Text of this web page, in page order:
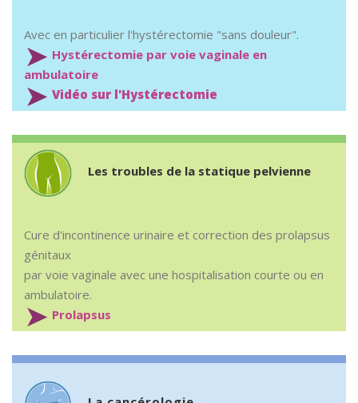
Avec en particulier l'hystérectomie "sans douleur".
➤ Hystérectomie par voie vaginale en
ambulatoire
➤ Vidéo sur l'Hystérectomie
Les troubles de la statique pelvienne
Cure d'incontinence urinaire et correction des prolapsus
génitaux
par voie vaginale avec une hospitalisation courte ou en
ambulatoire.
➤ Prolapsus